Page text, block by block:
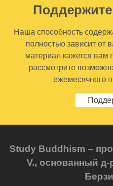
Наша способность
полностью зависит от
материал кажется вам
рассмотрите
ежемесячного
Study Buddhism –
V., основанный